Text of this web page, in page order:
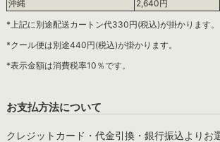
沖縄
2,640円
*上記に別途配送カートン代330円(税込)が掛かります。
*クール便は別途440円(税込)が掛かります。
*表示金額は消費税率10％です。
お支払方法について
クレジットカード・代金引換・銀行振込よりお